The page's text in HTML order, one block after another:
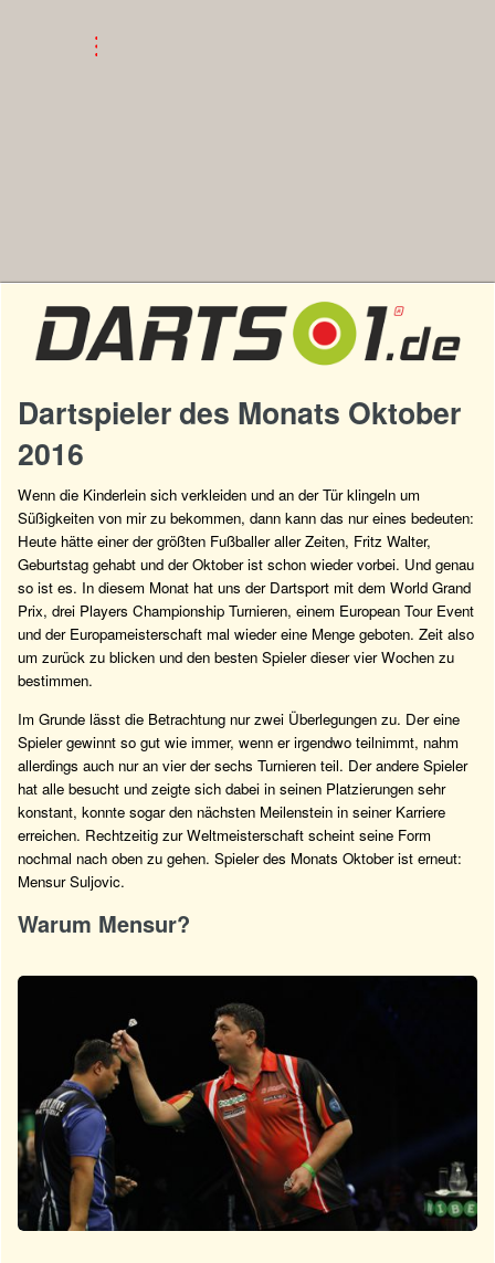
Dartspieler des Monats Oktober
2016
Wenn die Kinderlein sich verkleiden und an der Tür klingeln um
Süßigkeiten von mir zu bekommen, dann kann das nur eines bedeuten:
Heute hätte einer der größten Fußballer aller Zeiten, Fritz Walter,
Geburtstag gehabt und der Oktober ist schon wieder vorbei. Und genau
so ist es. In diesem Monat hat uns der Dartsport mit dem World Grand
Prix, drei Players Championship Turnieren, einem European Tour Event
und der Europameisterschaft mal wieder eine Menge geboten. Zeit also
um zurück zu blicken und den besten Spieler dieser vier Wochen zu
bestimmen.
Im Grunde lässt die Betrachtung nur zwei Überlegungen zu. Der eine
Spieler gewinnt so gut wie immer, wenn er irgendwo teilnimmt, nahm
allerdings auch nur an vier der sechs Turnieren teil. Der andere Spieler
hat alle besucht und zeigte sich dabei in seinen Platzierungen sehr
konstant, konnte sogar den nächsten Meilenstein in seiner Karriere
erreichen. Rechtzeitig zur Weltmeisterschaft scheint seine Form
nochmal nach oben zu gehen. Spieler des Monats Oktober ist erneut:
Mensur Suljovic.
Warum Mensur?